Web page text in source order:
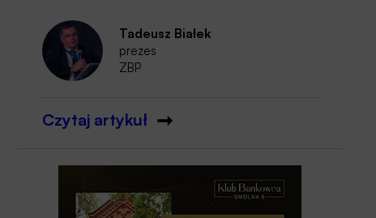
Tadeusz Białek
prezes
ZBP
Czytaj artykuł